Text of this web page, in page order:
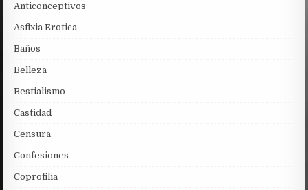
Anticonceptivos
Asfixia Erotica
Baños
Belleza
Bestialismo
Castidad
Censura
Confesiones
Coprofilia